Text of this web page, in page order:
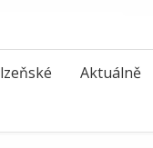
Aktuálně